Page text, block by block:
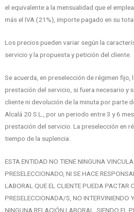
el equivalente a la mensualidad que el
más el IVA (21%), importe pagado en su
Los precios pueden variar según la
servicio y la propuesta y petición del cliente.
Se acuerda, en preselección de régimen fijo,
prestación del servicio, si fuera necesario y
cliente ni devolución de la minuta por parte
Alcalá 20 S.L., por un periodo entre 3 y 6
prestación del servicio. La preselección en
tiempo de la suplencia.
ESTA ENTIDAD NO TIENE NINGUNA
PRESELECCIONADO, NI SE HACE
LABORAL QUE EL CLIENTE PUEDA PACTAR
PRESELECCIONADA/S, NO INTERVINIENDO
NINGUNA RELACIÓN LABORAL, SIENDO EL